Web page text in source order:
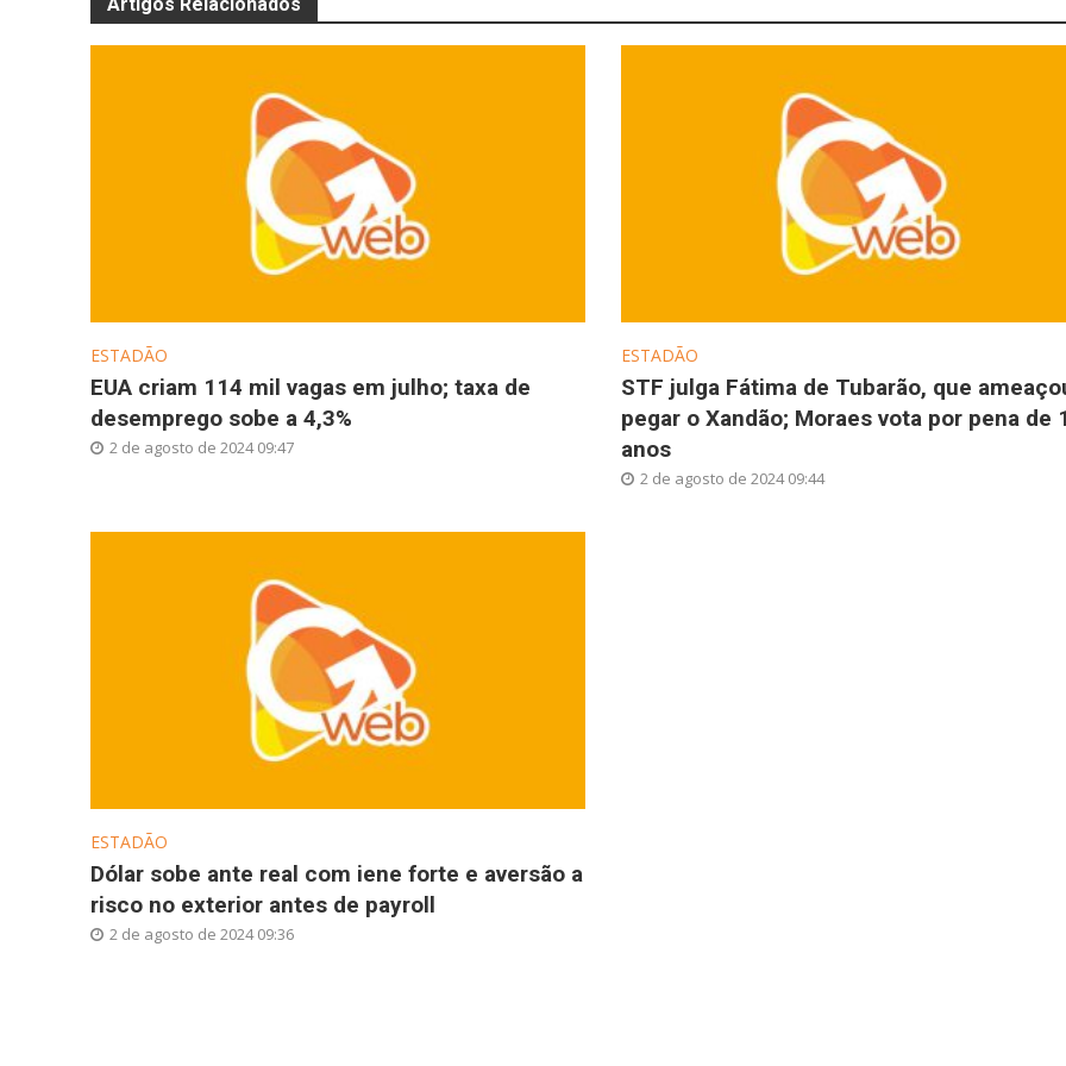
ESTADÃO
EUA criam 114 mil vagas em julho; taxa de
desemprego sobe a 4,3%
2 de agosto de 2024 09:47
ESTADÃO
STF julga Fátima de Tubarão, que
pegar o Xandão; Moraes vota por pena de
anos
2 de agosto de 2024 09:44
ESTADÃO
Dólar sobe ante real com iene forte e aversão a
risco no exterior antes de payroll
2 de agosto de 2024 09:36